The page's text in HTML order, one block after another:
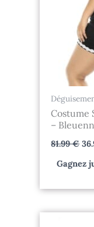
Costume
– Bleuenn
81.99€
Gagnez